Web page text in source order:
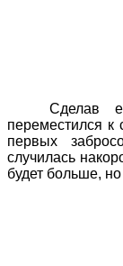
Сделав
переместился к
первых
случилась
будет больше, но